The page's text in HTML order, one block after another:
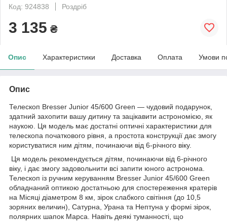
Код: 924838
Роздріб
3 135 ₴
Опис Характеристики Доставка Оплата Умови
Опис
Телескоп Bresser Junior 45/600 Green — чудовий подарунок,
здатний захопити вашу дитину та зацікавити астрономією, як
наукою. Ця модель має достатні оптичні характеристики для
телескопа початкового рівня, а простота конструкції дає змогу
користуватися ним дітям, починаючи від 6-річного віку.
Ця модель рекомендується дітям, починаючи від 6-річного
віку, і дає змогу задовольнити всі запити юного астронома.
Телескоп із ручним керуванням Bresser Junior 45/600 Green
обладнаний оптикою достатньою для спостереження кратерів
на Місяці діаметром 8 км, зірок слабкого світіння (до 10,5
зоряних величин), Сатурна, Урана та Нептуна у формі зірок,
полярних шапок Марса. Навіть деякі туманності, що